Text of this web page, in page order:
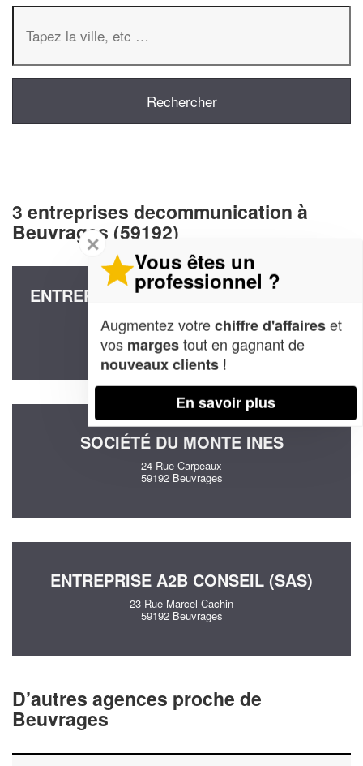
3 entreprises decommunication à
Beuvrages (59192)
ENTREPRISE SOLUTIONS TRANSITION
9 Rue De La Fraternite
59192 Beuvrages
SOCIÉTÉ DU MONTE INES
24 Rue Carpeaux
59192 Beuvrages
ENTREPRISE A2B CONSEIL (SAS)
23 Rue Marcel Cachin
59192 Beuvrages
D’autres agences proche de
Beuvrages
✕
Vous êtes un
professionnel ?
Augmentez votrechiffre d'affaireset
vos margestout en gagnant de
nouveaux clients !
En savoir plus